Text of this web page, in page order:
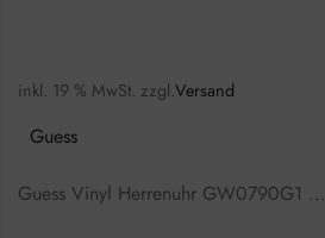
inkl. 19 % MwSt. zzgl.Versand
Guess
Guess Vinyl Herrenuhr GW0790G1 …